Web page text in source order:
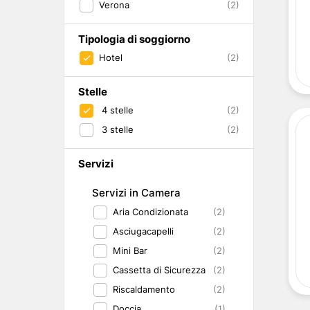
Abruzzo
Emilia Romagna
Valle d'Aosta
Trentino-Alto Adige
Friuli-Venezia Giulia
Marche
Malta
Isole del Golfo di Napoli
Lampedusa
Pantelleria
Single
Under 30
Pet Friendly
Benessere e
Verona (2)
Tipologia di soggiorno
Hotel (2)
Stelle
4 stelle
(2)
3 stelle (2)
Servizi
Servizi in Camera
Aria Condizionata
(2)
Asciugacapelli
(2)
Mini Bar
(2)
Cassetta di Sicurezza
(2)
Riscaldamento
(2)